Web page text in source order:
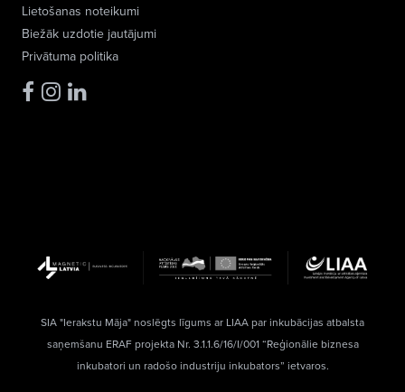
Lietošanas noteikumi
Biežāk uzdotie jautājumi
Privātuma politika
SIA "Ierakstu Māja" noslēgts līgums ar LIAA par inkubācijas atbalsta
saņemšanu ERAF projekta Nr. 3.1.1.6/16/I/001 “Reģionālie biznesa
inkubatori un radošo industriju inkubators” ietvaros.